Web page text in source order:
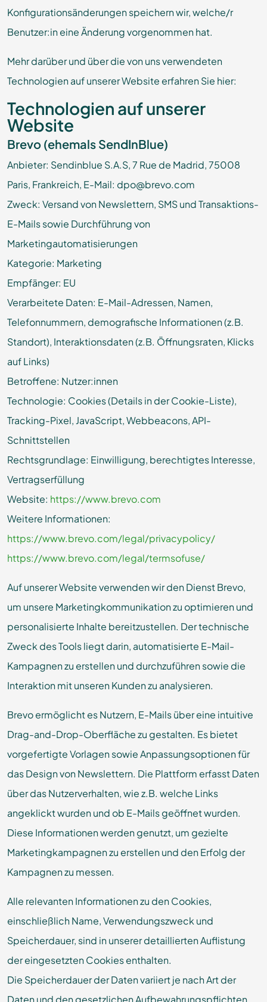
Konfigurationsänderungen speichern wir, welche/r
Benutzer:in eine Änderung vorgenommen hat.
Mehr darüber und über die von uns verwendeten
Technologien auf unserer Website erfahren Sie hier:
Technologien auf unserer
Website
Brevo (ehemals SendInBlue)
Anbieter: Sendinblue S.A.S, 7 Rue de Madrid, 75008
Paris, Frankreich, E-Mail: dpo@brevo.com
Zweck: Versand von Newslettern, SMS und Transaktions-
E-Mails sowie Durchführung von
Marketingautomatisierungen
Kategorie: Marketing
Empfänger: EU
Verarbeitete Daten: E-Mail-Adressen, Namen,
Telefonnummern, demografische Informationen (z.B.
Standort), Interaktionsdaten (z.B. Öffnungsraten, Klicks
auf Links)
Betroffene: Nutzer:innen
Technologie: Cookies (Details in der Cookie-Liste),
Tracking-Pixel, JavaScript, Webbeacons, API-
Schnittstellen
Rechtsgrundlage: Einwilligung, berechtigtes Interesse,
Vertragserfüllung
Website: https://www.brevo.com
Weitere Informationen:
https://www.brevo.com/legal/privacypolicy/
https://www.brevo.com/legal/termsofuse/
Auf unserer Website verwenden wir den Dienst Brevo,
um unsere Marketingkommunikation zu optimieren und
personalisierte Inhalte bereitzustellen. Der technische
Zweck des Tools liegt darin, automatisierte E-Mail-
Kampagnen zu erstellen und durchzuführen sowie die
Interaktion mit unseren Kunden zu analysieren.
Brevo ermöglicht es Nutzern, E-Mails über eine intuitive
Drag-and-Drop-Oberfläche zu gestalten. Es bietet
vorgefertigte Vorlagen sowie Anpassungsoptionen für
das Design von Newslettern. Die Plattform erfasst Daten
über das Nutzerverhalten, wie z.B. welche Links
angeklickt wurden und ob E-Mails geöffnet wurden.
Diese Informationen werden genutzt, um gezielte
Marketingkampagnen zu erstellen und den Erfolg der
Kampagnen zu messen.
Alle relevanten Informationen zu den Cookies,
einschließlich Name, Verwendungszweck und
Speicherdauer, sind in unserer detaillierten Auflistung
der eingesetzten Cookies enthalten.
Die Speicherdauer der Daten variiert je nach Art der
Daten und den gesetzlichen Aufbewahrungspflichten.